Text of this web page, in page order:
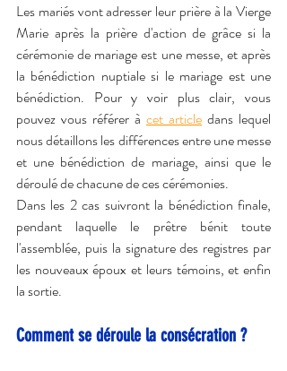
Les mariés vont adresser leur prière à la Vierge
Marie après la prière d'action de grâce si la
cérémonie de mariage est une messe, et après
la bénédiction nuptiale si le mariage est une
bénédiction. Pour y voir plus clair, vous
pouvez vous référer à cet article dans lequel
nous détaillons les différences entre une messe
et une bénédiction de mariage, ainsi que le
déroulé de chacune de ces cérémonies.
Dans les 2 cas suivront la bénédiction finale,
pendant laquelle le prêtre bénit toute
l'assemblée, puis la signature des registres par
les nouveaux époux et leurs témoins, et enfin
la sortie.
Comment se déroule la consécration ?